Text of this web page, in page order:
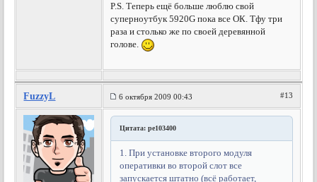
P.S. Теперь ещё больше люблю свой
суперноутбук 5920G пока все ОК. Тфу три
раза и столько же по своей деревянной
голове.
FuzzyL 6 октября 2009 00:43 #13
Цитата: pe103400
1. При установке второго модуля
оперативки во второй слот все
запускается штатно (всё работает,